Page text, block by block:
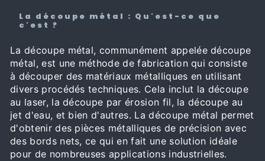
La découpe métal : Qu'est-ce que
c'est ?
La découpe métal, communément appelée découpe
métal, est une méthode de fabrication qui consiste
à découper des matériaux métalliques en utilisant
divers procédés techniques. Cela inclut la découpe
au laser, la découpe par érosion fil, la découpe au
jet d'eau, et bien d'autres. La découpe métal permet
d'obtenir des pièces métalliques de précision avec
des bords nets, ce qui en fait une solution idéale
pour de nombreuses applications industrielles.